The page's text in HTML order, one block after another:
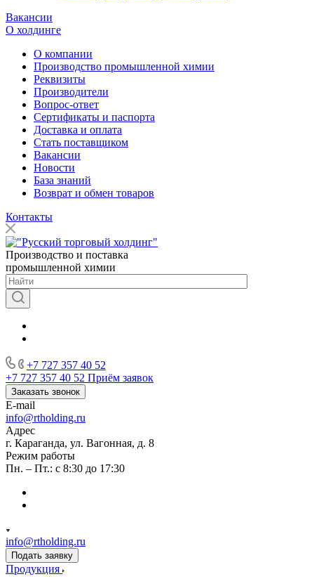
Вакансии
О холдинге
О компании
Производство промышленной химии
Реквизиты
Производители
Вопрос-ответ
Сертификаты и паспорта
Доставка и оплата
Стать поставщиком
Вакансии
Новости
База знаний
Возврат и обмен товаров
Контакты
Производство и поставка
промышленной химии
+7 727 357 40 52
+7 727 357 40 52 Приём заявок
Заказать звонок
E-mail
info@rtholding.ru
Адрес
г. Караганда, ул. Вагонная, д. 8
Режим работы
Пн. – Пт.: с 8:30 до 17:30
info@rtholding.ru
Подать заявку
Продукция